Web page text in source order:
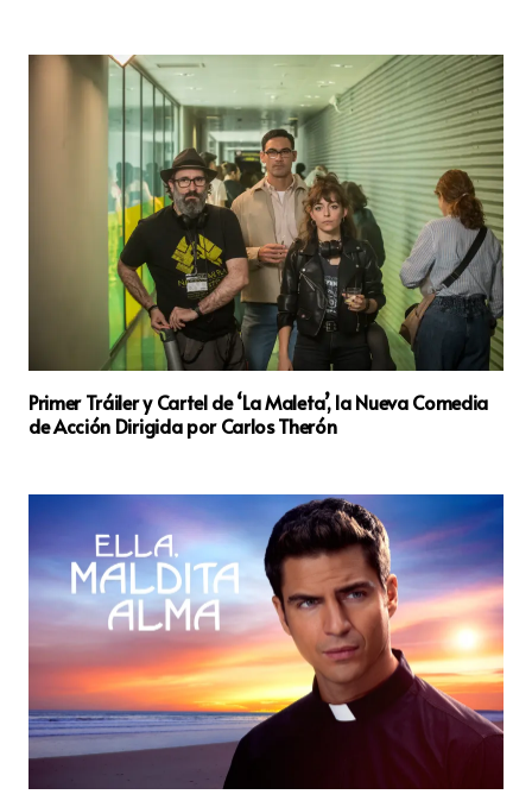
Primer Tráiler y Cartel de ‘La Maleta’, la Nueva Comedia
de Acción Dirigida por Carlos Therón